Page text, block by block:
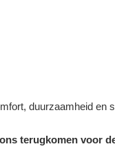
duurzaamheid en
terugkomen voor